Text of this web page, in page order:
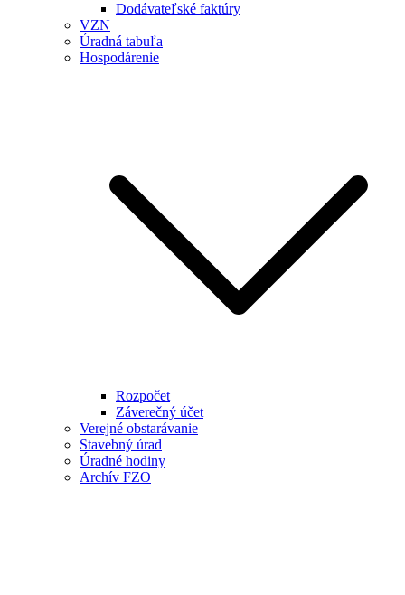
Dodávateľské faktúry
VZN
Úradná tabuľa
Hospodárenie
Rozpočet
Záverečný účet
Verejné obstarávanie
Stavebný úrad
Úradné hodiny
Archív FZO